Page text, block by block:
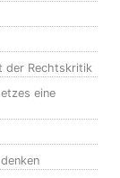
der Rechtskritik
eine